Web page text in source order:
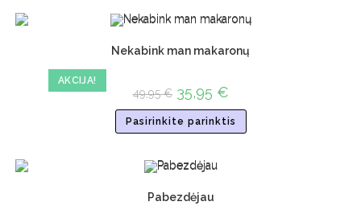
AKCIJA!
Nekabink man makaronų
49,95€ 35,95 €
Pasirinkite parinktis
Pabezdėjau